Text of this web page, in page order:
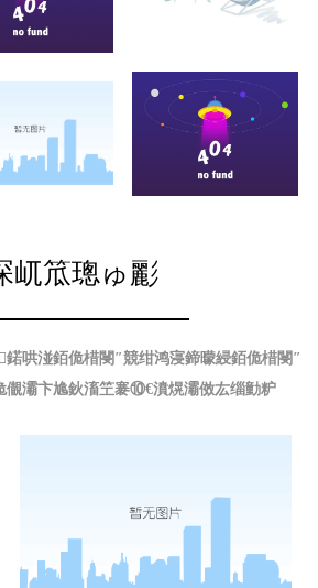
屼笟璁ゅ彲
哄湴銆佹棤閿″競绀鸿寖鍗曚綅銆佹棤閿″
儬灞卞尯鈥滀笁褰⑩€濆熀灞傚厷缁勭粐